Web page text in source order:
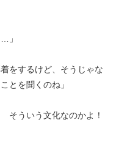
」
をするけど、そうじゃな
とを聞くのね」
ういう文化なのかよ！